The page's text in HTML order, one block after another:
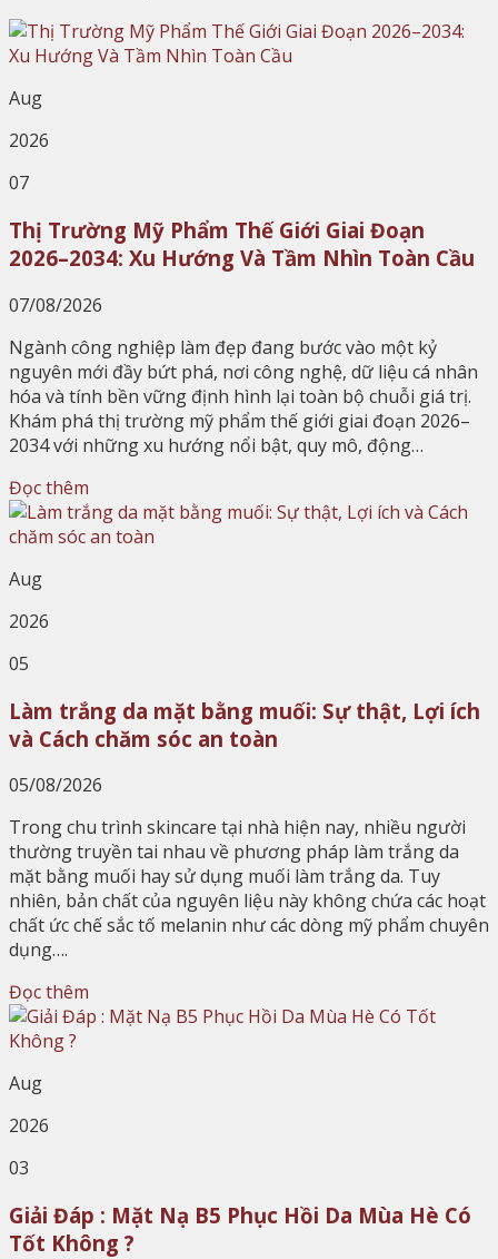
Aug
2026
07
Thị Trường Mỹ Phẩm Thế Giới Giai Đoạn
2026–2034: Xu Hướng Và Tầm Nhìn Toàn Cầu
07/08/2026
Ngành công nghiệp làm đẹp đang bước vào một kỷ
nguyên mới đầy bứt phá, nơi công nghệ, dữ liệu cá nhân
hóa và tính bền vững định hình lại toàn bộ chuỗi giá trị.
Khám phá thị trường mỹ phẩm thế giới giai đoạn 2026–
2034 với những xu hướng nổi bật, quy mô, động…
Đọc thêm
Aug
2026
05
Làm trắng da mặt bằng muối: Sự thật, Lợi ích
và Cách chăm sóc an toàn
05/08/2026
Trong chu trình skincare tại nhà hiện nay, nhiều người
thường truyền tai nhau về phương pháp làm trắng da
mặt bằng muối hay sử dụng muối làm trắng da. Tuy
nhiên, bản chất của nguyên liệu này không chứa các hoạt
chất ức chế sắc tố melanin như các dòng mỹ phẩm chuyên
dụng….
Đọc thêm
Aug
2026
03
Giải Đáp : Mặt Nạ B5 Phục Hồi Da Mùa Hè Có
Tốt Không ?